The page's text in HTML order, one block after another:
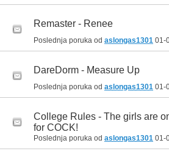
Remaster - Renee
Poslednja poruka od aslongas1301 01-
DareDorm - Measure Up
Poslednja poruka od aslongas1301 01-
College Rules - The girls are
for COCK!
Poslednja poruka od aslongas1301 01-